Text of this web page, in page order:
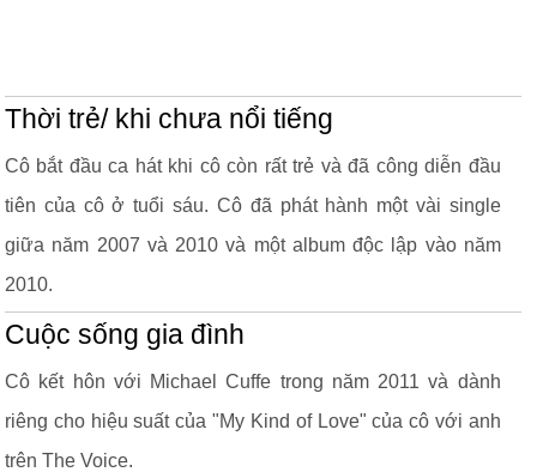
Thời trẻ/ khi chưa nổi tiếng
Cô bắt đầu ca hát khi cô còn rất trẻ và đã công diễn đầu
tiên của cô ở tuổi sáu. Cô đã phát hành một vài single
giữa năm 2007 và 2010 và một album độc lập vào năm
2010.
Cuộc sống gia đình
Cô kết hôn với Michael Cuffe trong năm 2011 và dành
riêng cho hiệu suất của "My Kind of Love" của cô với anh
trên The Voice.